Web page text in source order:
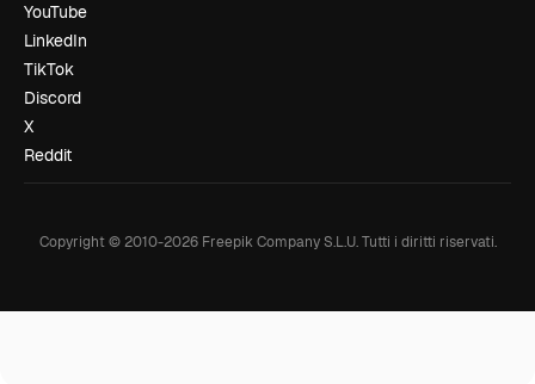
YouTube
LinkedIn
TikTok
Discord
X
Reddit
Copyright © 2010-2026Freepik Company S.L.U. Tutti i diritti riservati.